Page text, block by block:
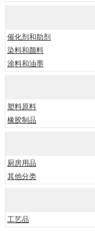
催化剂和助剂
染料和颜料
涂料和油墨
塑料原料
橡胶制品
厨房用品
其他分类
工艺品